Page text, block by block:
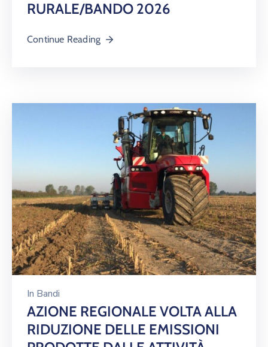
RURALE/BANDO 2026
Continue Reading
In Bandi
AZIONE REGIONALE VOLTA ALLA
RIDUZIONE DELLE EMISSIONI